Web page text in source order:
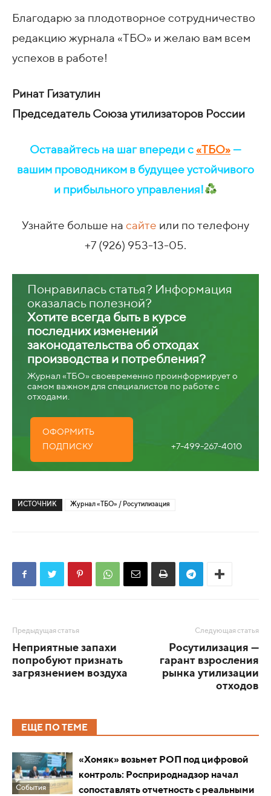
Благодарю за плодотворное сотрудничество
редакцию журнала «ТБО» и желаю вам всем
успехов в работе!
Ринат Гизатулин
Председатель Союза утилизаторов России
Оставайтесь на шаг впереди с «ТБО» —
вашим проводником в будущее устойчивого
и прибыльного управления!
Узнайте больше на сайте или по телефону
+7 (926) 953-13-05.
Понравилась статья? Информация
оказалась полезной?
Хотите всегда быть в курсе
последних изменений
законодательства об отходах
производства и потребления?
Журнал «ТБО» своевременно проинформирует о
самом важном для специалистов по работе с
отходами.
ОФОРМИТЬ
ПОДПИСКУ
+7-499-267-4010
ИСТОЧНИК Журнал «ТБО» / Росутилизация
Предыдущая статья
Неприятные запахи
попробуют признать
загрязнением воздуха
Следующая статья
Росутилизация —
гарант взросления
рынка утилизации
отходов
ЕЩЕ ПО ТЕМЕ
События
«Хомяк» возьмет РОП под цифровой
контроль: Росприроднадзор начал
сопоставлять отчетность с реальными